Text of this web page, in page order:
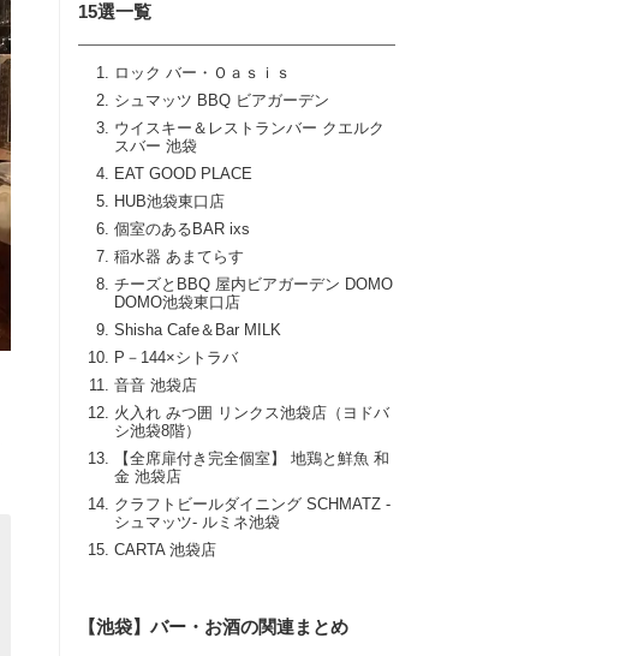
15選一覧
ロック バー・Ｏａｓｉｓ
シュマッツ BBQ ビアガーデン
ウイスキー＆レストランバー クエルク
スバー 池袋
EAT GOOD PLACE
HUB池袋東口店
個室のあるBAR ixs
稲水器 あまてらす
チーズとBBQ 屋内ビアガーデン DOMO
DOMO池袋東口店
Shisha Cafe＆Bar MILK
P－144×シトラバ
音音 池袋店
火入れ みつ囲 リンクス池袋店（ヨドバ
シ池袋8階）
【全席扉付き完全個室】 地鶏と鮮魚 和
金 池袋店
クラフトビールダイニング SCHMATZ ‐
シュマッツ‐ ルミネ池袋
CARTA 池袋店
【池袋】バー・お酒の関連まとめ